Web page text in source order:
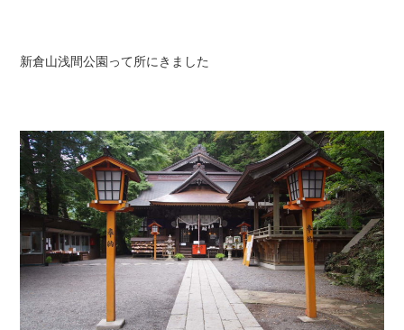
新倉山浅間公園って所にきました